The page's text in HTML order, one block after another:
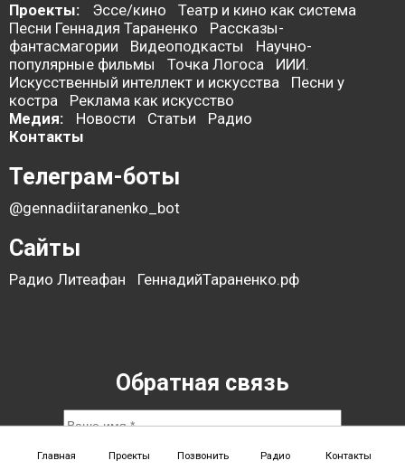
Обратная связь
Проекты: Эссе/кино
Театр и кино как система
Песни Геннадия Тараненко
Рассказы-
фантасмагории
Видеоподкасты
Научно-
популярные фильмы
Точка Логоса
ИИИ.
Искусственный интеллект и искусства
Песни у
костра
Реклама как искусство
Медия:
Новости Статьи
Радио
Контакты
Телеграм-боты
@gennadiitaranenko_bot
Сайты
Радио Литеафан ГеннадийТараненко.рф
Главная Проекты Позвонить Радио Контакты